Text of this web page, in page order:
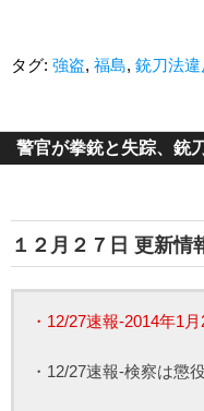
タグ: 強盗, 福島, 銃刀法違
警官が拳銃と失踪、銃
１２月２７日 更新情
・12/27速報-2014年1
・12/27速報-検察は懲